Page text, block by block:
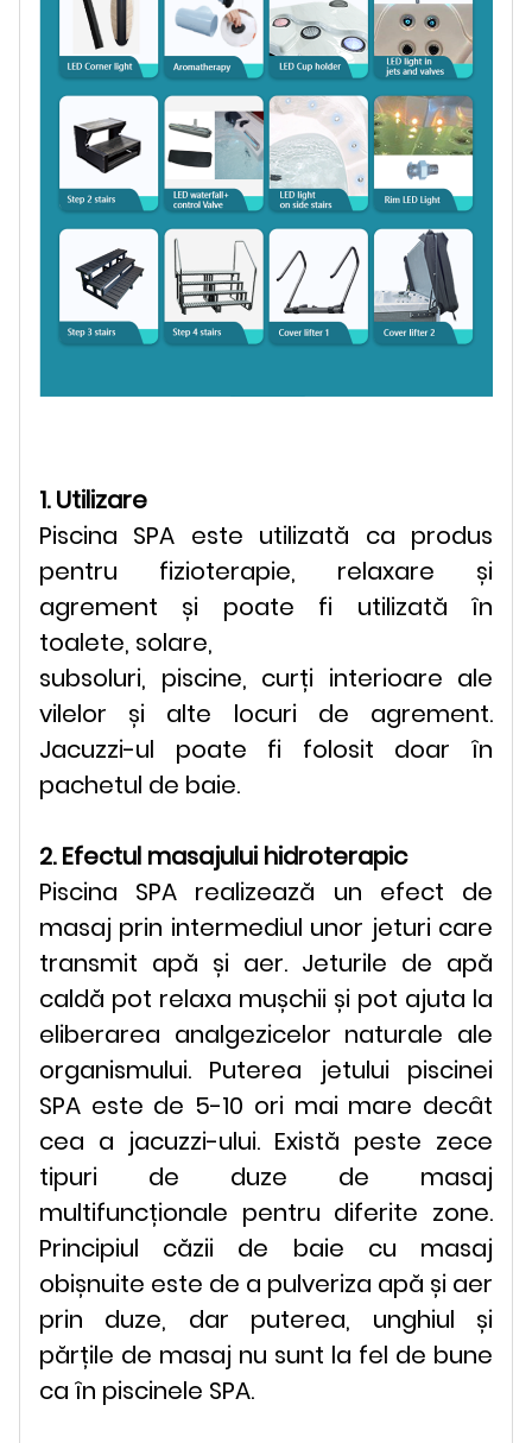
1. Utilizare
Piscina SPA este utilizată ca produs
pentru fizioterapie, relaxare și
agrement și poate fi utilizată în
toalete, solare,
subsoluri, piscine, curți interioare ale
vilelor și alte locuri de agrement.
Jacuzzi-ul poate fi folosit doar în
pachetul de baie.
2. Efectul masajului hidroterapic
Piscina SPA realizează un efect de
masaj prin intermediul unor jeturi care
transmit apă și aer. Jeturile de apă
caldă pot relaxa mușchii și pot ajuta la
eliberarea analgezicelor naturale ale
organismului. Puterea jetului piscinei
SPA este de 5-10 ori mai mare decât
cea a jacuzzi-ului. Există peste zece
tipuri de duze de masaj
multifuncționale pentru diferite zone.
Principiul căzii de baie cu masaj
obișnuite este de a pulveriza apă și aer
prin duze, dar puterea, unghiul și
părțile de masaj nu sunt la fel de bune
ca în piscinele SPA.